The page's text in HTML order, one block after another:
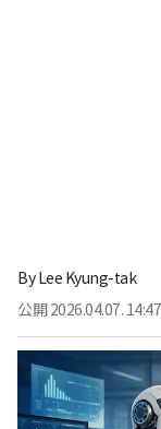
ByLee Kyung-tak
公開 2026.04.07. 14:47